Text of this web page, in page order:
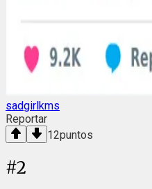
sadgirlkms
Reportar
12puntos
#2